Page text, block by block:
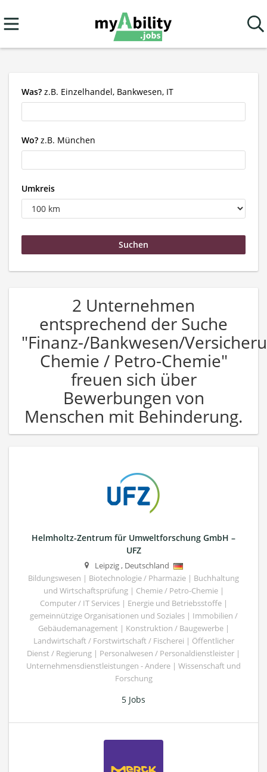
Was? z.B. Einzelhandel, Bankwesen, IT
Wo? z.B. München
Umkreis
2 Unternehmen
entsprechend der Suche
"Finanz-/Bankwesen/
Chemie / Petro-Chemie"
freuen sich über
Bewerbungen von
Menschen mit Behinderung.
Helmholtz-Zentrum für Umweltforschung GmbH –
UFZ
Leipzig, Deutschland
Bildungswesen | Biotechnologie / Pharmazie | Buchhaltung
und Wirtschaftsprüfung | Chemie / Petro-Chemie |
Computer / IT Services | Energie und Betriebsstoffe |
gemeinnützige Organisationen und Soziales | Immobilien /
Gebäudemanagement | Konstruktion / Baugewerbe |
Landwirtschaft / Forstwirtschaft / Fischerei | Öffentlicher
Dienst / Regierung | Personalwesen / Personaldienstleister |
Unternehmensdienstleistungen - Andere | Wissenschaft und
Forschung
5 Jobs